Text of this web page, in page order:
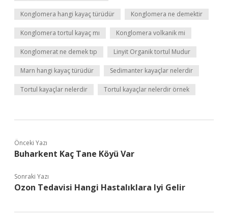
Konglomera hangi kayaç türüdür Konglomera ne demektir
Konglomera tortul kayaç mı Konglomera volkanik mi
Konglomerat ne demek tıp Linyit Organik tortul Mudur
Marn hangi kayaç türüdür Sedimanter kayaçlar nelerdir
Tortul kayaçlar nelerdir Tortul kayaçlar nelerdir örnek
Önceki Yazı
Buharkent Kaç Tane Köyü Var
Sonraki Yazı
Ozon Tedavisi Hangi Hastalıklara Iyi Gelir